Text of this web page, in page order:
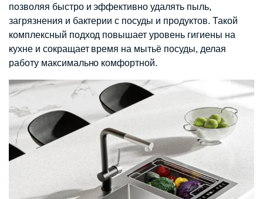
позволяя быстро и эффективно удалять пыль,
загрязнения и бактерии с посуды и продуктов. Такой
комплексный подход повышает уровень гигиены на
кухне и сокращает время на мытьё посуды, делая
работу максимально комфортной.